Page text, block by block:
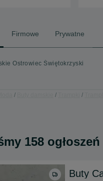
Firmowe Prywatne
Ostrowiec Świętokrzyski
158 ogłoszeń
Buty